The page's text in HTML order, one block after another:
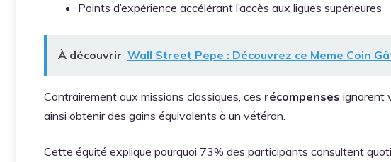
Points d’expérience accélérant l’accès aux ligues supérieures
À découvrir Wall Street Pepe : Découvrez ce Meme Coin
Contrairement aux missions classiques, ces récompenses ignorent
ainsi obtenir des gains équivalents à un vétéran.
Cette équité explique pourquoi 73% des participants consultent